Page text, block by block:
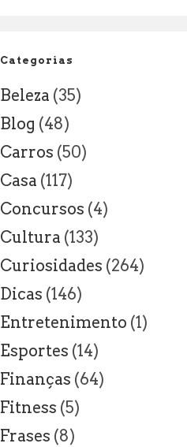
Categorias
Beleza (35)
Blog (48)
Carros (50)
Casa (117)
Concursos (4)
Cultura (133)
Curiosidades (264)
Dicas (146)
Entretenimento (1)
Esportes (14)
Finanças (64)
Fitness (5)
Frases (8)